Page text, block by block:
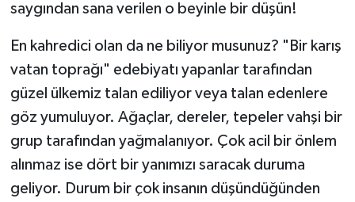
saygından sana verilen o beyinle bir düşün!
En kahredici olan da ne biliyor musunuz? "Bir karış
vatan toprağı" edebiyatı yapanlar tarafından
güzel ülkemiz talan ediliyor veya talan edenlere
göz yumuluyor. Ağaçlar, dereler, tepeler vahşi bir
grup tarafından yağmalanıyor. Çok acil bir önlem
alınmaz ise dört bir yanımızı saracak duruma
geliyor. Durum bir çok insanın düşündüğünden